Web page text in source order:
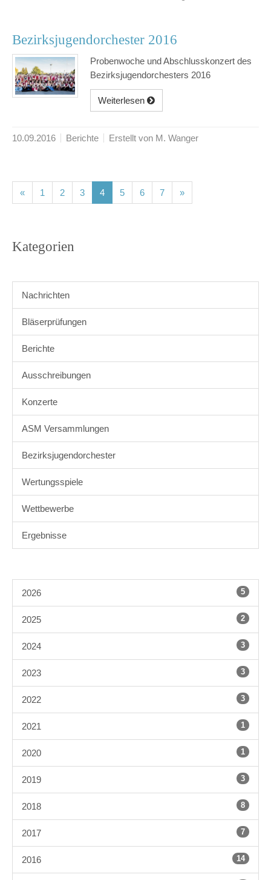
Bezirksjugendorchester 2016
Probenwoche und Abschlusskonzert des
Bezirksjugendorchesters 2016
Weiterlesen
10.09.2016 Berichte Erstellt von M. Wanger
« 1 (current)
2(current)
3(current)
4(current)
5(current)
6(current)
7(current)
»
Kategorien
Nachrichten
Bläserprüfungen
Berichte
Ausschreibungen
Konzerte
ASM Versammlungen
Bezirksjugendorchester
Wertungsspiele
Wettbewerbe
Ergebnisse
2026 5
2025 2
2024 3
2023 3
2022 3
2021 1
2020 1
2019 3
2018 8
2017 7
2016 14